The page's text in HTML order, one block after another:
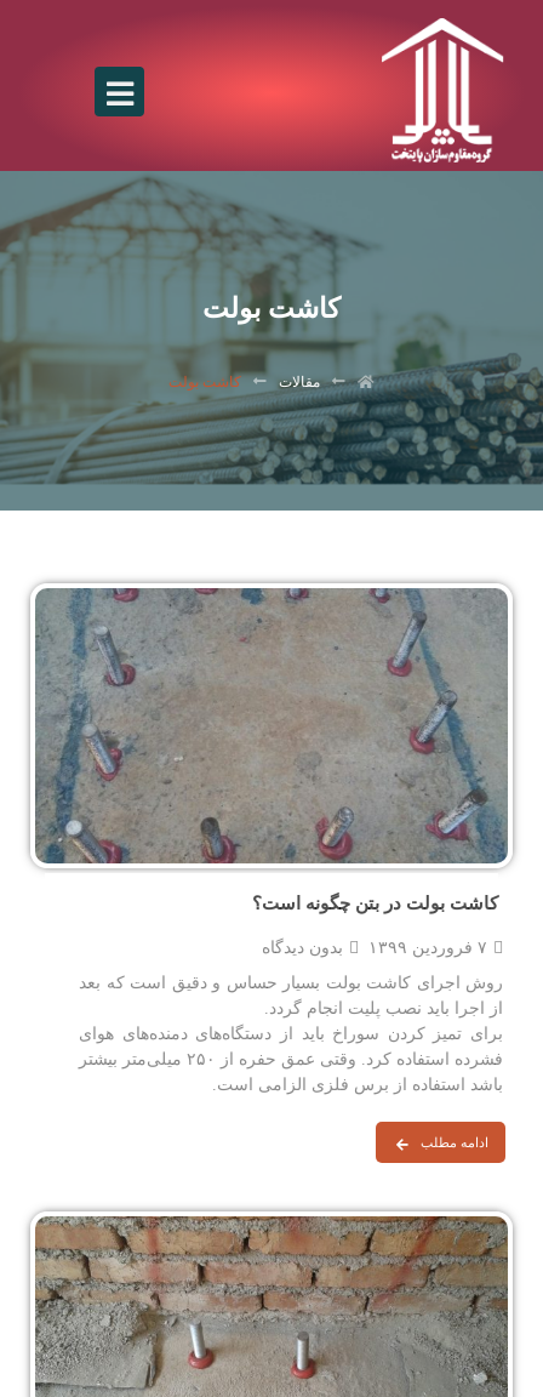
کاشت بولت
مقالات کاشت بولت
کاشت بولت در بتن چگونه است؟
۷ فروردین ۱۳۹۹
بدون دیدگاه
روش اجرای کاشت بولت بسیار حساس و دقیق است که بعد
از اجرا باید نصب پلیت انجام گردد.
برای تمیز کردن سوراخ باید از دستگاه‌های دمنده‌های هوای
فشرده استفاده کرد. وقتی عمق حفره از ۲۵۰ میلی‌متر بیشتر
باشد استفاده از برس فلزی الزامی است.
ادامه مطلب